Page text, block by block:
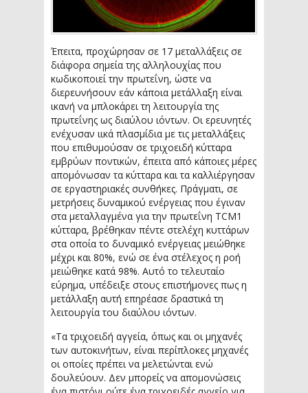
Έπειτα, προχώρησαν σε 17 μεταλλάξεις σε
διάφορα σημεία της αλληλουχίας που
κωδικοποιεί την πρωτεΐνη, ώστε να
διερευνήσουν εάν κάποια μετάλλαξη είναι
ικανή να μπλοκάρει τη λειτουργία της
πρωτεΐνης ως διαύλου ιόντων. Οι ερευνητές
ενέχυσαν ιικά πλασμίδια με τις μεταλλάξεις
που επιθυμούσαν σε τριχοειδή κύτταρα
εμβρύων ποντικών, έπειτα από κάποιες μέρες
απομόνωσαν τα κύτταρα και τα καλλιέργησαν
σε εργαστηριακές συνθήκες. Πράγματι, σε
μετρήσεις δυναμικού ενέργειας που έγιναν
στα μεταλλαγμένα για την πρωτεΐνη TCM1
κύτταρα, βρέθηκαν πέντε στελέχη κυττάρων
στα οποία το δυναμικό ενέργειας μειώθηκε
μέχρι και 80%, ενώ σε ένα στέλεχος η ροή
μειώθηκε κατά 98%. Αυτό το τελευταίο
εύρημα, υπέδειξε στους επιστήμονες πως η
μετάλλαξη αυτή επηρέασε δραστικά τη
λειτουργία του διαύλου ιόντων.
«Τα τριχοειδή αγγεία, όπως και οι μηχανές
των αυτοκινήτων, είναι περίπλοκες μηχανές
οι οποίες πρέπει να μελετώνται ενώ
δουλεύουν. Δεν μπορείς να απομονώσεις